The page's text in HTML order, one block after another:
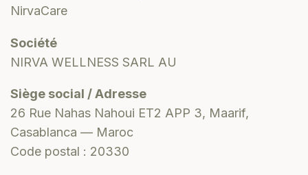
NirvaCare
Société
NIRVA WELLNESS SARL AU
Siège social / Adresse
26 Rue Nahas Nahoui ET2 APP 3, Maarif,
Casablanca — Maroc
Code postal : 20330